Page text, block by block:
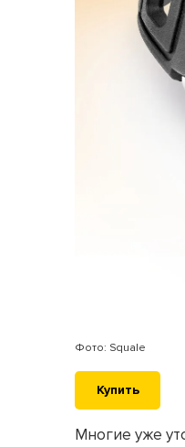
Фото: Squale
Купить
Многие уже